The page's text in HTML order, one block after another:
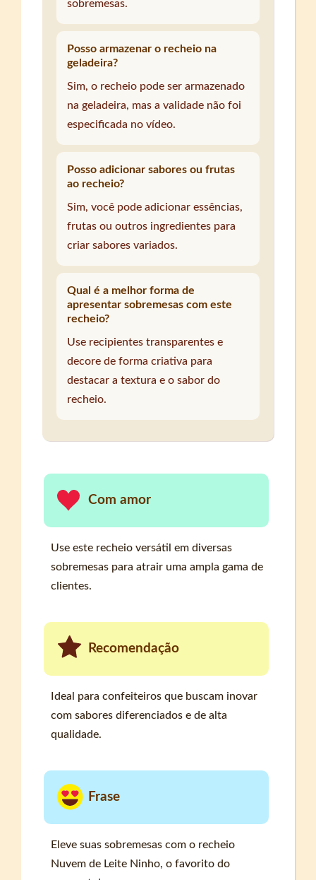
sobremesas.
Posso armazenar o recheio na
geladeira?
Sim, o recheio pode ser armazenado
na geladeira, mas a validade não foi
especificada no vídeo.
Posso adicionar sabores ou frutas
ao recheio?
Sim, você pode adicionar essências,
frutas ou outros ingredientes para
criar sabores variados.
Qual é a melhor forma de
apresentar sobremesas com este
recheio?
Use recipientes transparentes e
decore de forma criativa para
destacar a textura e o sabor do
recheio.
Com amor
Use este recheio versátil em diversas
sobremesas para atrair uma ampla gama de
clientes.
Recomendação
Ideal para confeiteiros que buscam inovar
com sabores diferenciados e de alta
qualidade.
Frase
Eleve suas sobremesas com o recheio
Nuvem de Leite Ninho, o favorito do